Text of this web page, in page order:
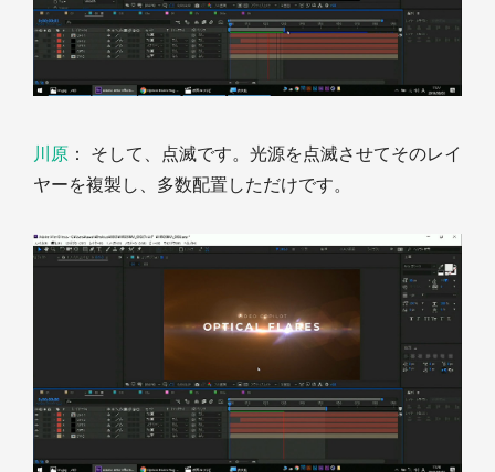
川原 ： そして、点滅です。光源を点滅させてそのレイ
ヤーを複製し、多数配置しただけです。